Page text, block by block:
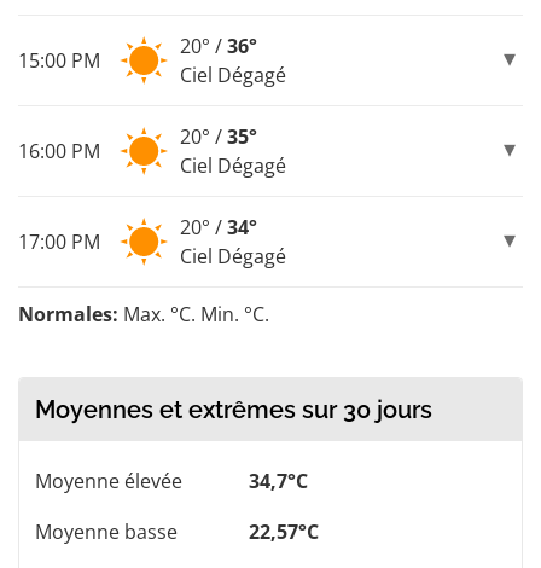
15:00 PM
20° /36°
Ciel Dégagé
16:00 PM
20° /35°
Ciel Dégagé
17:00 PM
20° /34°
Ciel Dégagé
Normales: Max. °C. Min. °C.
Moyennes et extrêmes sur 30 jours
Moyenne élevée
34,7°C
Moyenne basse
22,57°C